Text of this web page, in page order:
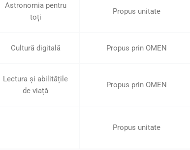
Astronomia pentru
toți
Propus unitate
Cultură digitală Propus prin OMEN
Lectura și abilitățile
de viață
Propus prin OMEN
Propus unitate